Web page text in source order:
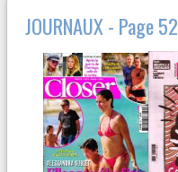
JOURNAUX - Page 52